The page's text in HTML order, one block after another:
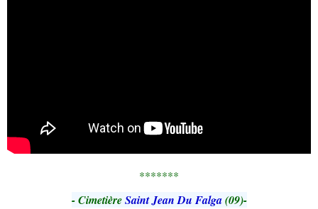
*******
- CimetièreSaint Jean Du Falga(09)-